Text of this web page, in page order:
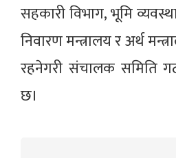
सहकारी विभाग, भूमि
निवारण मन्त्रालय र अर्थ
रहनेगरी संचालक समिति
छ।